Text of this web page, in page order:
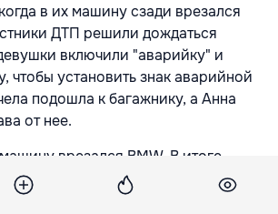
в их машину сзади врезался
ДТП решили дождаться
включили "аварийку" и
чтобы установить знак аварийной
подошла к багажнику, а Анна
от нее.
врезался BMW. В итоге
зажата между двумя
получила серьезные травмы. Ее